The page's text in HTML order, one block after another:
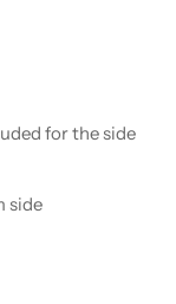
for the side
side